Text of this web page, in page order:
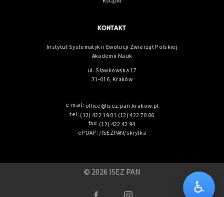
KONTAKT
Instytut Systematyki i Ewolucji Zwierząt Polskiej
Akademii Nauk
ul. Sławkowska 17
31-016, Kraków
e-mail: office@isez.pan.krakow.pl
tel: (12) 422 19 01 (12) 422 70 06
fax: (12) 422 42 94
ePUAP: /ISEZPAN/skrytka
© 2026 ISEZ PAN
♿